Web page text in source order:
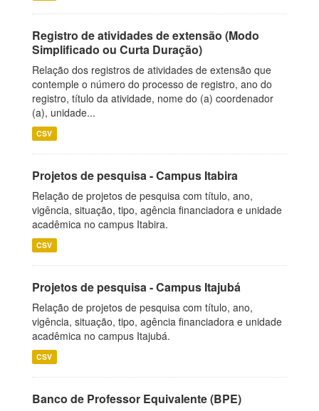
Registro de atividades de extensão (Modo
Simplificado ou Curta Duração)
Relação dos registros de atividades de extensão que
contemple o número do processo de registro, ano do
registro, título da atividade, nome do (a) coordenador
(a), unidade...
CSV
Projetos de pesquisa - Campus Itabira
Relação de projetos de pesquisa com título, ano,
vigência, situação, tipo, agência financiadora e unidade
acadêmica no campus Itabira.
CSV
Projetos de pesquisa - Campus Itajubá
Relação de projetos de pesquisa com título, ano,
vigência, situação, tipo, agência financiadora e unidade
acadêmica no campus Itajubá.
CSV
Banco de Professor Equivalente (BPE)